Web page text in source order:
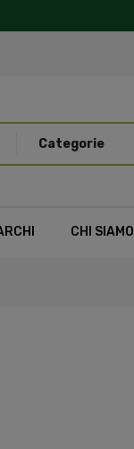
Categorie
CHI SIAMO